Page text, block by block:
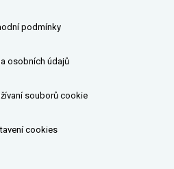
podmínky
osobních údajů
souborů cookie
cookies